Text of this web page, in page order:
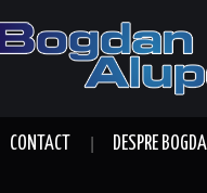
CONTACT DESPRE